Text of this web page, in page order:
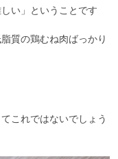
い」ということです
質の鶏むね肉ばっかり
これではないでしょう